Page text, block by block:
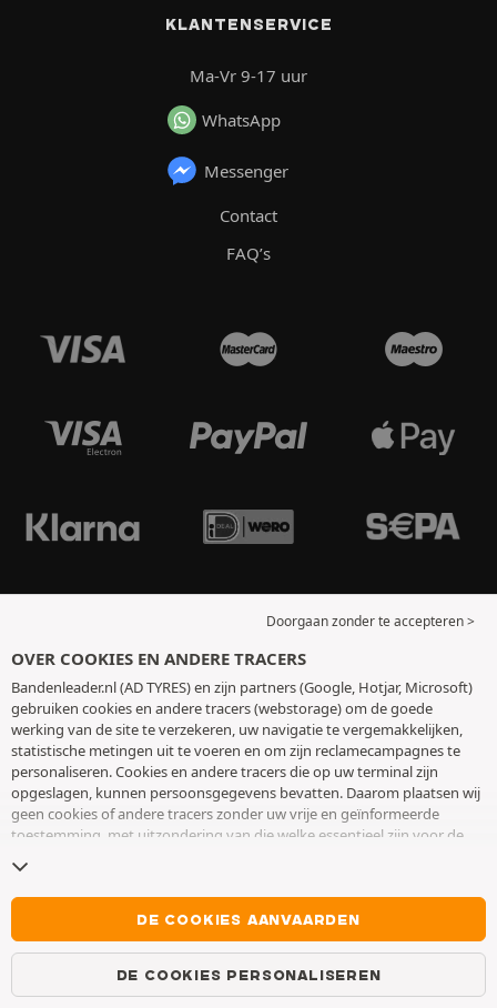
KLANTENSERVICE
Ma-Vr 9-17 uur
WhatsApp
Messenger
Contact
FAQ’s
Doorgaan zonder te accepteren >
OVER COOKIES EN ANDERE TRACERS
Bandenleader.nl (AD TYRES) en zijn partners (Google, Hotjar, Microsoft)
gebruiken cookies en andere tracers (webstorage) om de goede
werking van de site te verzekeren, uw navigatie te vergemakkelijken,
statistische metingen uit te voeren en om zijn reclamecampagnes te
personaliseren. Cookies en andere tracers die op uw terminal zijn
opgeslagen, kunnen persoonsgegevens bevatten. Daarom plaatsen wij
geen cookies of andere tracers zonder uw vrije en geïnformeerde
toestemming, met uitzondering van die welke essentieel zijn voor de
toestemming op elk moment intrekken door naar de pagina over
cookies en andere tracerste gaan. U kunt ervoor kiezen om verder te
surfen zonder het deponeren van cookies of andere tracers te
aanvaarden. Weigering verhindert de toegang tot diensten niet AD
TYRES. Voor meer informatie,
DE COOKIES AANVAARDEN
DE COOKIES PERSONALISEREN